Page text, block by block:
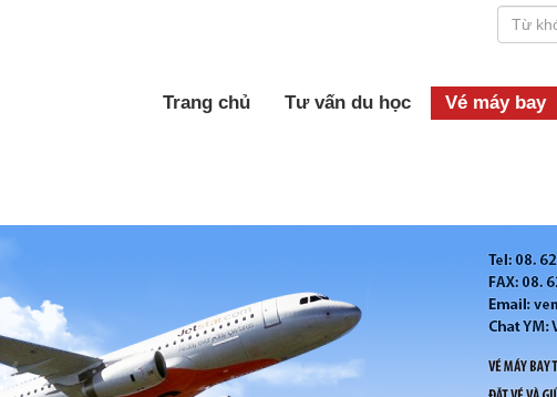
Trang chủ Tư vấn du học Vé máy bay